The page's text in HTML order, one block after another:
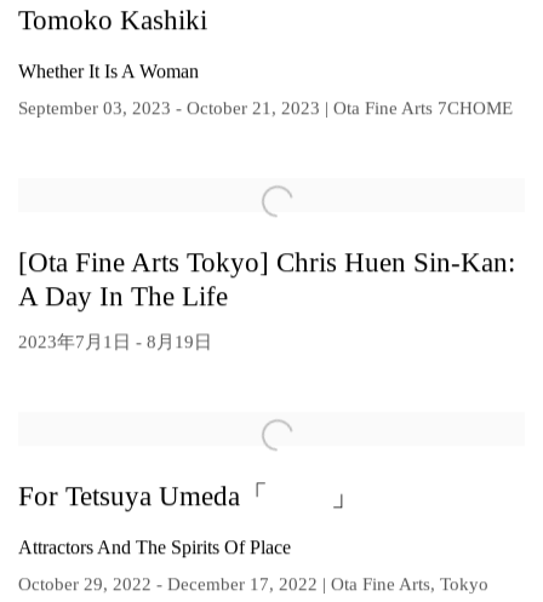
Tomoko Kashiki
Whether It Is A Woman
September 03, 2023 - October 21, 2023 | Ota Fine Arts 7CHOME
[Ota Fine Arts Tokyo] Chris Huen Sin-Kan:
A Day In The Life
2023年7月1日 - 8月19日
For Tetsuya Umeda「 」
Attractors And The Spirits Of Place
October 29, 2022 - December 17, 2022 | Ota Fine Arts, Tokyo